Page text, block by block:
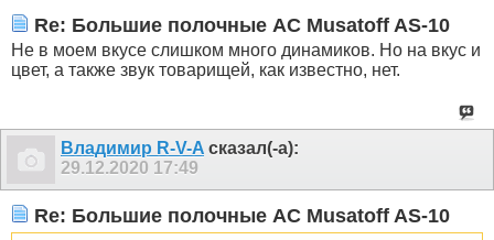
Re: Большие полочные АС Musatoff AS-10
Не в моем вкусе слишком много динамиков. Но на вкус и
цвет, а также звук товарищей, как известно, нет.
Владимир R-V-A сказал(-а):
29.12.2020 17:49
Re: Большие полочные АС Musatoff AS-10